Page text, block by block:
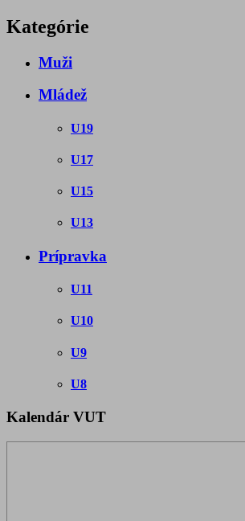
Kategórie
Muži
Mládež
U19
U17
U15
U13
Prípravka
U11
U10
U9
U8
Kalendár VUT